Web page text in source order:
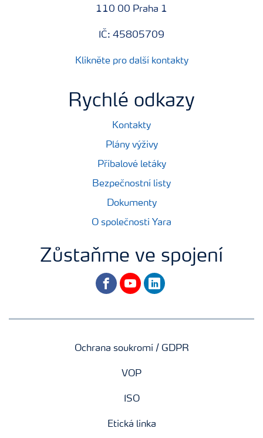
110 00 Praha 1
IČ: 45805709
Klikněte pro další kontakty
Rychlé odkazy
Kontakty
Plány výživy
Příbalové letáky
Bezpečnostní listy
Dokumenty
O společnosti Yara
Zůstaňme ve spojení
facebookyoutubelinkedin
Ochrana soukromí / GDPR
VOP
ISO
Etická linka